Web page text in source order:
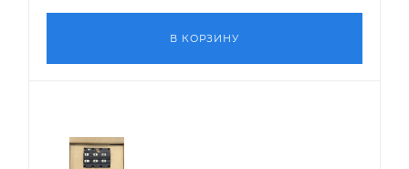
В КОРЗИНУ